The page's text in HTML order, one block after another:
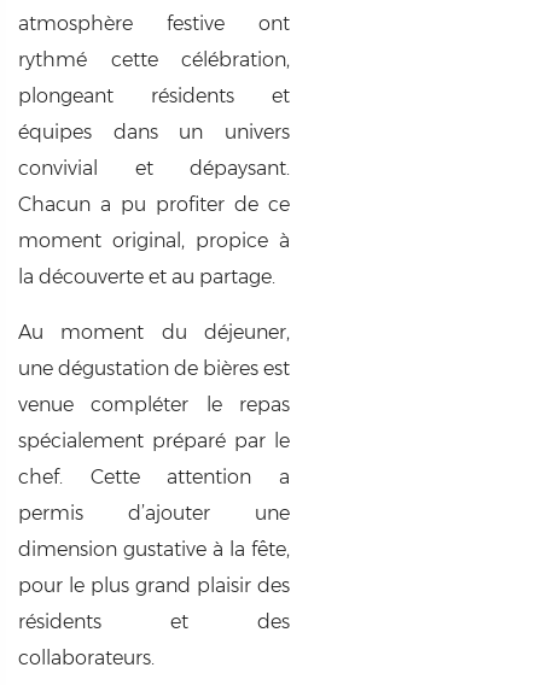
atmosphère festive ont
rythmé cette célébration,
plongeant résidents et
équipes dans un univers
convivial et dépaysant.
Chacun a pu profiter de ce
moment original, propice à
la découverte et au partage.
Au moment du déjeuner,
une dégustation de bières est
venue compléter le repas
spécialement préparé par le
chef. Cette attention a
permis d’ajouter une
dimension gustative à la fête,
pour le plus grand plaisir des
résidents et des
collaborateurs.